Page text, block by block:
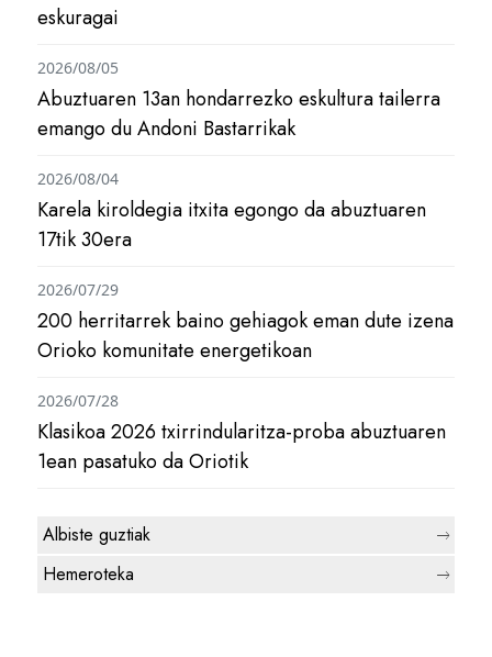
eskuragai
Abuztuaren 13an hondarrezko eskultura tailerra
emango du Andoni Bastarrikak
2026/08/05
Karela kiroldegia itxita egongo da abuztuaren
17tik 30era
2026/08/04
200 herritarrek baino gehiagok eman dute izena
Orioko komunitate energetikoan
2026/07/29
Klasikoa 2026 txirrindularitza-proba abuztuaren
1ean pasatuko da Oriotik
2026/07/28
Albiste guztiak
Hemeroteka